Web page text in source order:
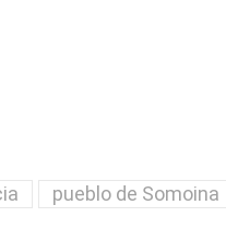
pueblo de Somoina